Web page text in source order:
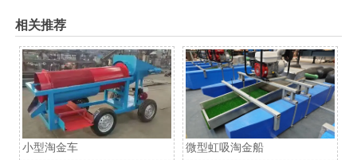
相关推荐
小型淘金车 微型虹吸淘金船